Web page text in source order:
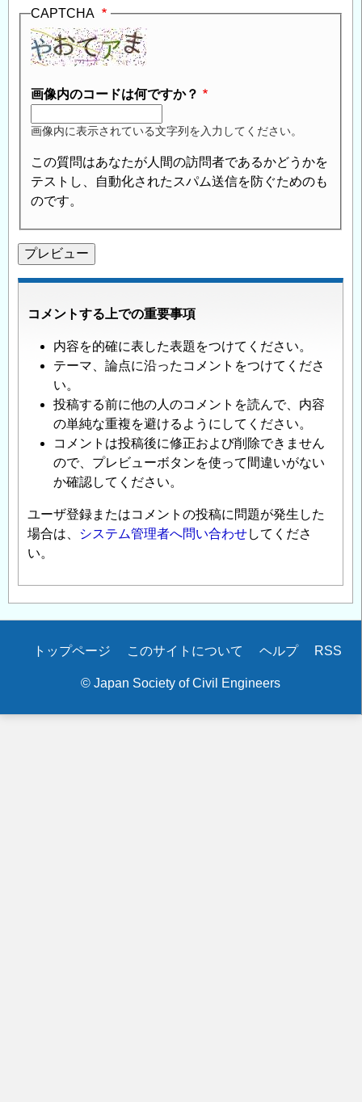
CAPTCHA
画像内のコードは何ですか？
画像内に表示されている文字列を入力してください。
この質問はあなたが人間の訪問者であるかどうかを
テストし、自動化されたスパム送信を防ぐためのも
のです。
コメントする上での重要事項
内容を的確に表した表題をつけてください。
テーマ、論点に沿ったコメントをつけてくださ
い。
投稿する前に他の人のコメントを読んで、内容
の単純な重複を避けるようにしてください。
コメントは投稿後に修正および削除できません
ので、プレビューボタンを使って間違いがない
か確認してください。
ユーザ登録またはコメントの投稿に問題が発生した
場合は、
システム管理者へ問い合わせしてくださ
い。
Secondary
トップページ このサイトについて ヘルプ RSS
© Japan Society of Civil Engineers